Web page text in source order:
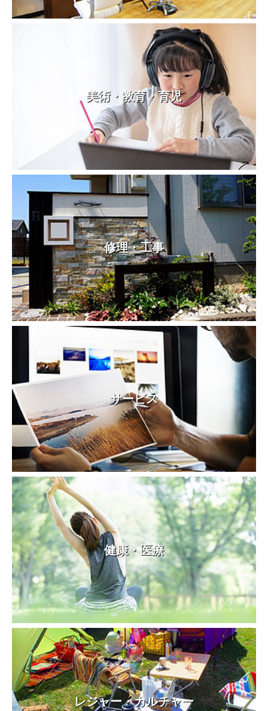
美術・教育・育児
修理・工事
サービス
健康・医療
レジャー・カルチャー